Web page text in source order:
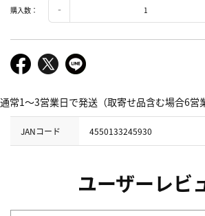
購入数：
通常1～3営業日で発送（取寄せ品含む場合6営
JANコード 4550133245930
ユーザーレビ